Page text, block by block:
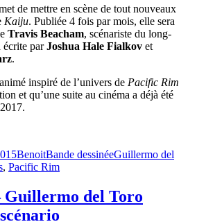
de mettre en scène de tout nouveaux
Kaiju. Publiée 4 fois par mois, elle sera
Travis Beacham, scénariste du long-
écrite parJoshua Hale Fialkov et
.
inspiré de l’univers de Pacific Rim
et qu’une suite au cinéma a déjà été
BenoitCatégories
Bande dessinéeÉtiquettes
Guillermo del
, Pacific Rim
Guillermo del Toro